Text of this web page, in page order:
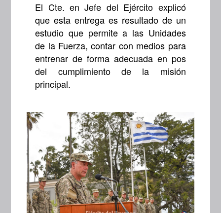
El Cte. en Jefe del Ejército explicó
que esta entrega es resultado de un
estudio que permite a las Unidades
de la Fuerza, contar con medios para
entrenar de forma adecuada en pos
del cumplimiento de la misión
principal.